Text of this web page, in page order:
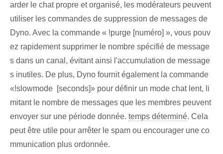
arder⁤ le chat propre et organisé, les modérateurs ⁢peuvent
utiliser les commandes de suppression de messages de
Dyno.⁣ Avec la commande‌ « !purge [numéro] », vous pouv
ez rapidement supprimer le nombre spécifié ⁢de message
s dans‍ un canal, évitant ainsi l'accumulation de message
s inutiles. De plus, Dyno ‌fournit également la commande
‍«!slowmode ⁣ [seconds]» pour ⁢définir un mode ‌chat‌ lent, li
mitant le nombre de messages que les ⁣membres‍ peuvent
envoyer sur une période donnée. temps déterminé. Cela
peut être utile pour arrêter le spam ou encourager une co
mmunication plus ordonnée.